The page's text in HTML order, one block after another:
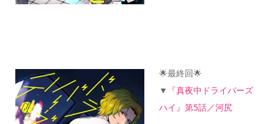
🌟最終回🌟
▼ 『真夜中ドライバーズ
ハイ』第5話／河尻